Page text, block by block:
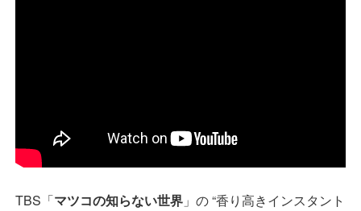
TBS「マツコの知らない世界 」の “香り高きインスタント